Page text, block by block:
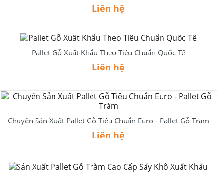
Liên hệ
Pallet Gỗ Xuất Khẩu Theo Tiêu Chuẩn Quốc Tế
Liên hệ
Chuyên Sản Xuất Pallet Gỗ Tiêu Chuẩn Euro - Pallet Gỗ Tràm
Liên hệ